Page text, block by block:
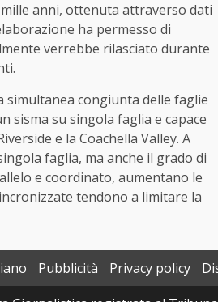
anni, ottenuta attraverso dati
ha permesso di
verrebbe rilasciato durante
congiunta delle faglie
sisma su singola faglia e capace
e la Coachella Valley. A
faglia, ma anche il grado di
e coordinato, aumentano le
tendono a limitare la
Pubblicità Privacy policy